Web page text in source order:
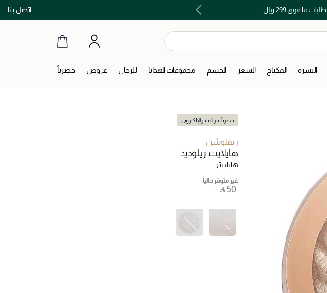
اتصل بنااشتري الآن و ادفع لاحقاً مع تابي و تمارا! ما فوق 299 ريال
البشرة المكياج الشعر الجسم مجموعات الهدايا للرجال عروض حصرياً
حصرياً عبر المتجر الإلكتروني
ريفلوشن
هايلايت ريلوديد
هايلايتر
غير متوفر حالياً
‎ ⃁ ⁦50⁩ ‎